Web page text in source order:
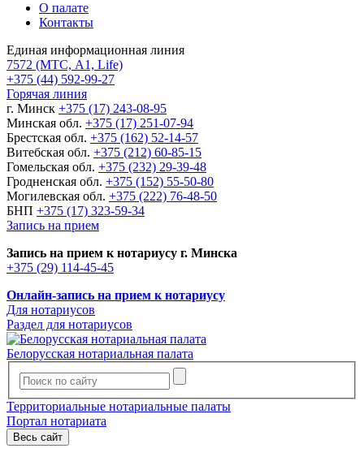
О палате
Контакты
Единая информационная линия
7572 (МТС, A1, Life)
+375 (44) 592-99-27
Горячая линия
г. Минск +375 (17) 243-08-95
Минская обл. +375 (17) 251-07-94
Брестская обл. +375 (162) 52-14-57
Витебская обл. +375 (212) 60-85-15
Гомельская обл. +375 (232) 29-39-48
Гродненская обл. +375 (152) 55-50-80
Могилевская обл. +375 (222) 76-48-50
БНП +375 (17) 323-59-34
Запись на прием
Запись на прием к нотариусу г. Минска
+375 (29) 114-45-45
Онлайн-запись на прием к нотариусу
Для нотариусов
Раздел для нотариусов
Белорусская нотариальная палата
Территориальные нотариальные палаты
Портал нотариата
Весь сайт